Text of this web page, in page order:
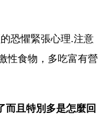
恐懼緊張心理.注意
性食物，多吃富有營
且特別多是怎麼回